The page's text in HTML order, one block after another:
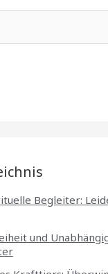
Begleiter:
und